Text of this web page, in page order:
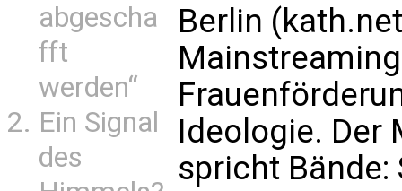
abgescha
fft
werden“
Ein Signal
des
Berlin
Ideologie. Der
spricht Bände: